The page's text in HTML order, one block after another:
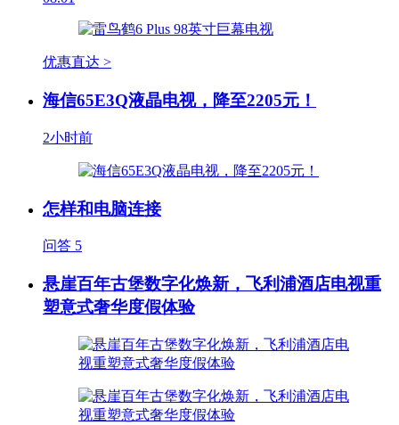
优惠直达 >
海信65E3Q液晶电视，降至2205元！
2小时前
怎样和电脑连接
问答 5
悬崖百年古堡数字化焕新，飞利浦酒店电视重
塑意式奢华度假体验